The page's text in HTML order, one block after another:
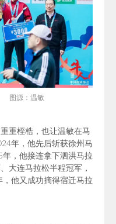
图源：温敏
重桎梏，也让温敏在马
年，他先后斩获徐州马
年，他接连拿下泗洪马拉
大连马拉松半程冠军，
，他又成功摘得宿迁马拉